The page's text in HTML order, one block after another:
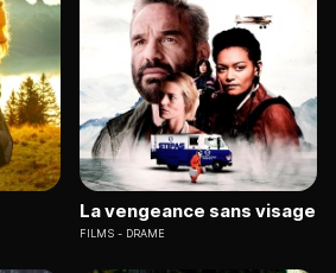
La vengeance sans visage
FILMS DRAME